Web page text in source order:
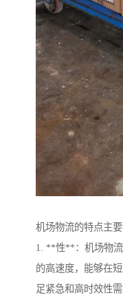
机场物流的特点主
1. **性**：机场物
的高速度，能够在
足紧急和高时效性需